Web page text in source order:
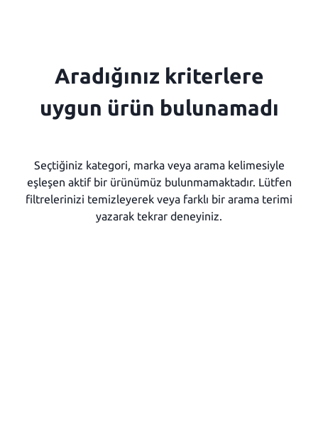
Aradığınız kriterlere
uygun ürün bulunamadı
Seçtiğiniz kategori, marka veya arama kelimesiyle
eşleşen aktif bir ürünümüz bulunmamaktadır. Lütfen
filtrelerinizi temizleyerek veya farklı bir arama terimi
yazarak tekrar deneyiniz.